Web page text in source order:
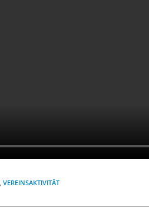
VEREINSAKTIVITÄT